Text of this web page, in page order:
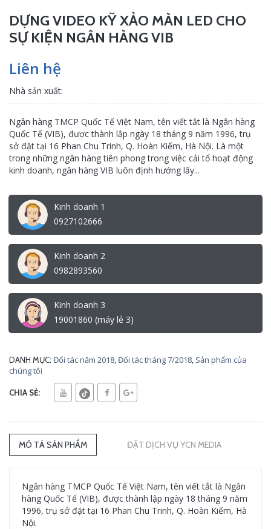
DỰNG VIDEO KỸ XẢO MÀN LED CHO
SỰ KIỆN NGÂN HÀNG VIB
Liên hệ
Nhà sản xuất:
Ngân hàng TMCP Quốc Tế Việt Nam, tên viết tắt là Ngân hàng
Quốc Tế (VIB), được thành lập ngày 18 tháng 9 năm 1996, trụ
sở đặt tại 16 Phan Chu Trinh, Q. Hoàn Kiếm, Hà Nội. Là một
trong những ngân hàng tiên phong trong việc cải tổ hoạt động
kinh doanh, ngân hàng VIB luôn định hướng lấy...
Kinh doanh 1
0927102666
Kinh doanh 2
0982893560
Kinh doanh 3
19001860 (máy lẻ 3)
DANH MỤC: Đối tác năm 2018,Đối tác tháng 7/2018, Sản phẩm của
chúng tôi
CHIA SẺ:
MÔ TẢ SẢN PHẨM ĐẶT DỊCH VỤ YCN MEDIA
Ngân hàng TMCP Quốc Tế Việt Nam, tên viết tắt là Ngân
hàng Quốc Tế (VIB), được thành lập ngày 18 tháng 9 năm
1996, trụ sở đặt tại 16 Phan Chu Trinh, Q. Hoàn Kiếm, Hà
Nội.